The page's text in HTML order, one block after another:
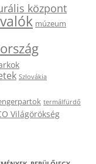
központ
múzeum
Szlovákia
termálfürdő
Világörökség